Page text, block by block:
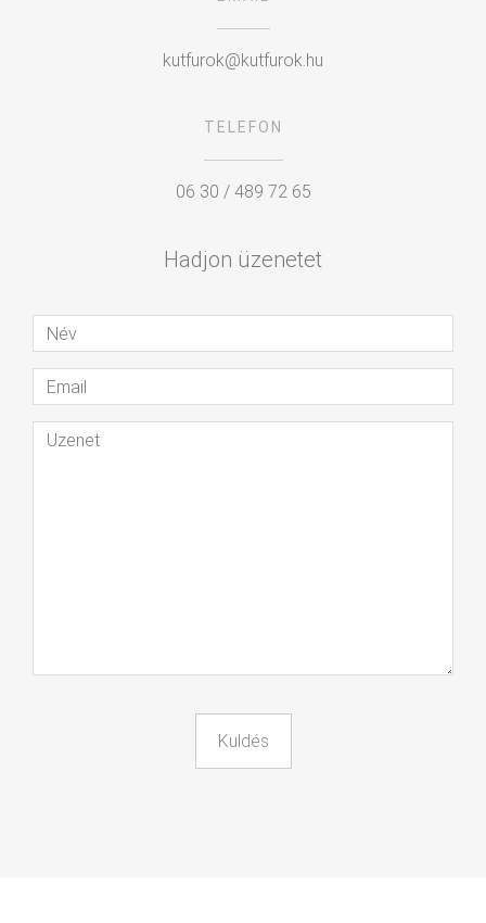
kutfurok@kutfurok.hu
TELEFON
06 30 / 489 72 65
Hadjon üzenetet